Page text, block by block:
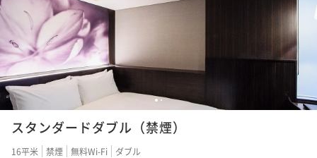
素泊まり 現地決済可 事前決済可
¥18,000~
¥ 16,740 ~
ポイントアップ
【早割14／朝食付】早めの予約がお得～目黒駅西口よ
り徒歩3分～
12
スタンダードダブル（禁煙）
16平米 禁煙 無料Wi-Fi ダブル